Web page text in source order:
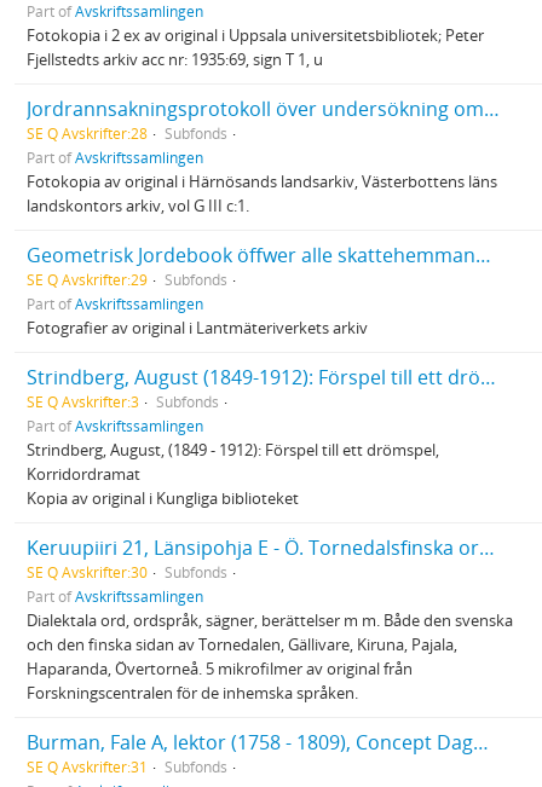
Part ofAvskriftssamlingen
Fotokopia i 2 ex av original i Uppsala universitetsbibliotek; Peter
Fjellstedts arkiv acc nr: 1935:69, sign T 1, u
Jordrannsakningsprotokoll över undersökning om ödeshemman i Bygdeå, Lövångers, Skellefteå och Umeå tingslag 1737
SE Q Avskrifter:28
Subfonds
Part ofAvskriftssamlingen
Fotokopia av original i Härnösands landsarkiv, Västerbottens läns
landskontors arkiv, vol G III c:1.
Geometrisk Jordebook öffwer alle skattehemmans ägor i Schellefteå sockn uthi Södre Prosterij och Wästerbothn 1648
SE Q Avskrifter:29
Subfonds
Part ofAvskriftssamlingen
Fotografier av original i Lantmäteriverkets arkiv
Strindberg, August (1849-1912): Förspel till ett drömspel, Korridordramat
SE Q Avskrifter:3
Subfonds
Part ofAvskriftssamlingen
Strindberg, August, (1849 - 1912): Förspel till ett drömspel,
Korridordramat
Kopia av original i Kungliga biblioteket
Keruupiiri 21, Länsipohja E - Ö. Tornedalsfinska ord upptecknade av Inkeri Tuovinen 1929 - 1937
SE Q Avskrifter:30
Subfonds
Part ofAvskriftssamlingen
Dialektala ord, ordspråk, sägner, berättelser m m. Både den svenska
och den finska sidan av Tornedalen, Gällivare, Kiruna, Pajala,
Haparanda, Övertorneå. 5 mikrofilmer av original från
Forskningscentralen för de inhemska språken.
Burman, Fale A, lektor (1758 - 1809), Concept Dagböcker...
SE Q Avskrifter:31
Subfonds